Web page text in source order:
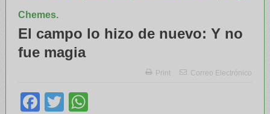
Chemes.
El campo lo hizo de nuevo: Y no
fue magia
Print Correo Electrónico
Facebook
Twitter